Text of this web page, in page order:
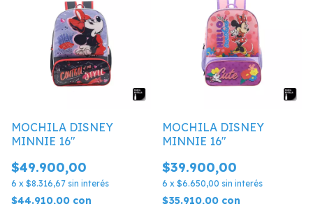
MOCHILA DISNEY
MINNIE 16"
$49.900,00
6 x $8.316,67 sin interés
$44.910,00 con
MOCHILA DISNEY
MINNIE 16"
$39.900,00
6 x $6.650,00 sin interés
$35.910,00 con